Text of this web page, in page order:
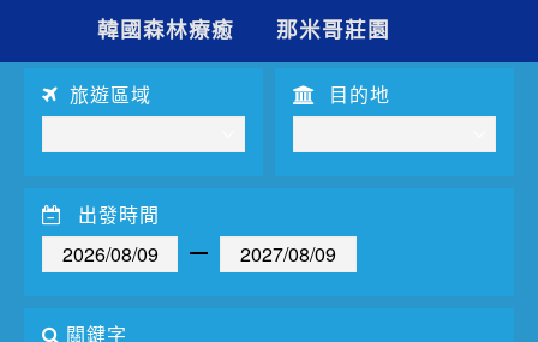
自由行
韓國森林療癒
那米哥莊園
旅遊區域 目的地
出發時間
關鍵字